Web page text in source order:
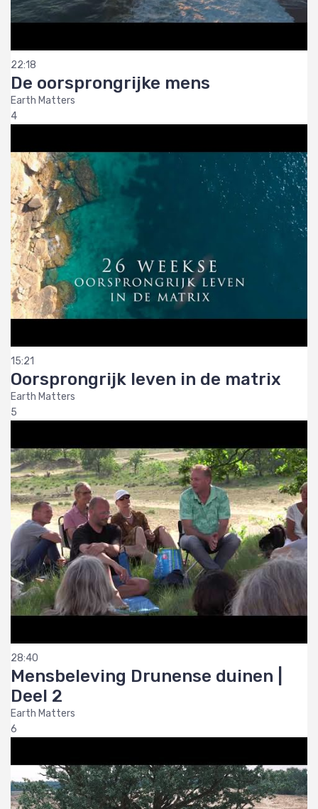
22:18
De oorsprongrijke mens
Earth Matters
4
15:21
Oorsprongrijk leven in de matrix
Earth Matters
5
28:40
Mensbeleving Drunense duinen |
Deel 2
Earth Matters
6